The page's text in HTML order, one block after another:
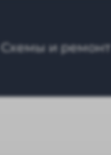
Схемы и ремонт